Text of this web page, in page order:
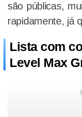
são públicas,
rapidamente, já
Lista com
Level Max